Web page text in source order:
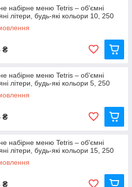
набірне меню Tetris – об'ємні
літери, будь-які кольори 10, 250
₴
набірне меню Tetris – об'ємні
літери, будь-які кольори 5, 250
₴
набірне меню Tetris – об'ємні
літери, будь-які кольори 15, 250
₴